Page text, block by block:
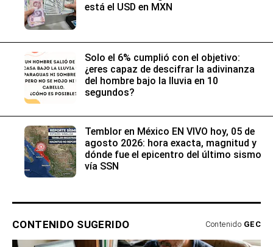
está el USD en MXN
Solo el 6% cumplió con el objetivo:
¿eres capaz de descifrar la adivinanza
del hombre bajo la lluvia en 10
segundos?
Temblor en México EN VIVO hoy, 05 de
agosto 2026: hora exacta, magnitud y
dónde fue el epicentro del último sismo
vía SSN
CONTENIDO SUGERIDO Contenido GEC